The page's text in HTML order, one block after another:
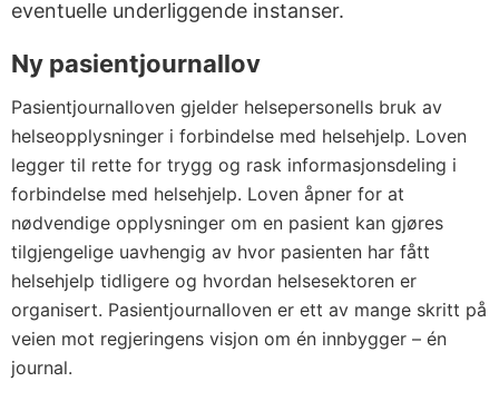
eventuelle underliggende instanser.
Ny pasientjournallov
Pasientjournalloven gjelder helsepersonells bruk av
helseopplysninger i forbindelse med helsehjelp. Loven
legger til rette for trygg og rask informasjonsdeling i
forbindelse med helsehjelp. Loven åpner for at
nødvendige opplysninger om en pasient kan gjøres
tilgjengelige uavhengig av hvor pasienten har fått
helsehjelp tidligere og hvordan helsesektoren er
organisert. Pasientjournalloven er ett av mange skritt på
veien mot regjeringens visjon om én innbygger – én
journal.